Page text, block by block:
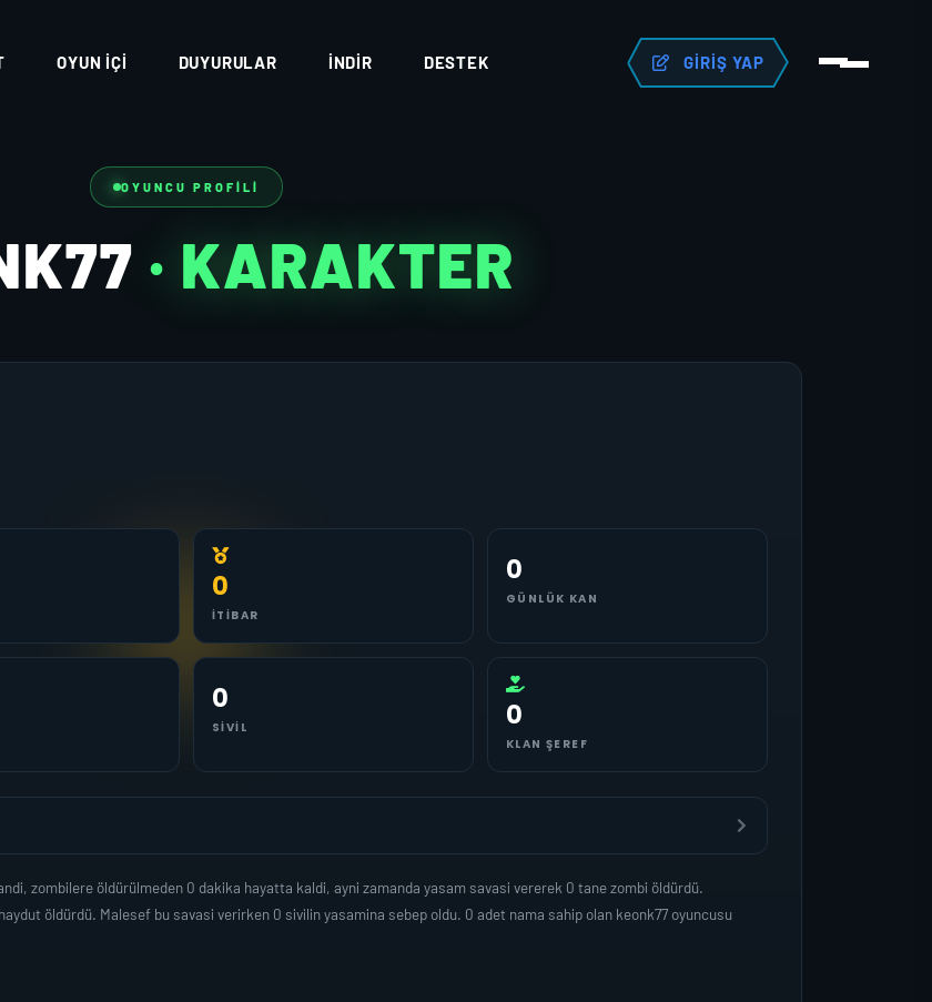
OYUN İÇI DUYURULAR İNDIR DESTEK GIRIŞ YAP
OYUNCU PROFILI
· KARAKTER
0
İTIBAR
0
GÜNLÜK KAN
0
SIVIL 0
KLAN ŞEREF
zombilere öldürülmeden 0 dakika hayatta kaldi, ayni zamanda yasam savasi vererek 0 tane zombi öldürdü.
öldürdü. Malesef bu savasi verirken 0 sivilin yasamina sebep oldu. 0 adet nama sahip olan keonk77 oyuncusu